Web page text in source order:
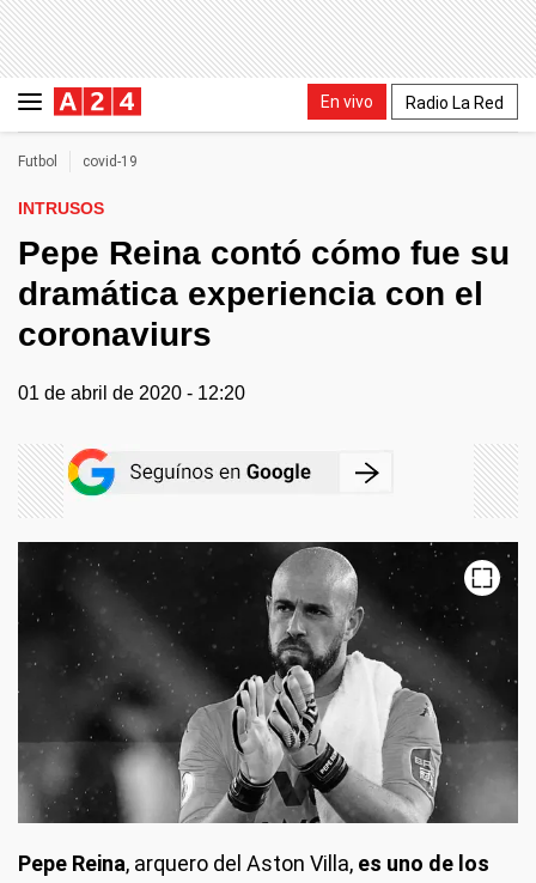
En vivo Radio La Red
Futbol covid-19
INTRUSOS
Pepe Reina contó cómo fue su
dramática experiencia con el
coronaviurs
01 de abril de 2020 - 12:20
Pepe Reina, arquero del Aston Villa, es uno de los